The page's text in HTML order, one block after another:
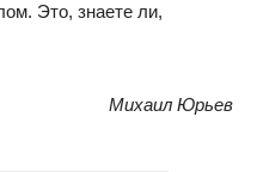
Это, знаете ли,
Михаил Юрьев